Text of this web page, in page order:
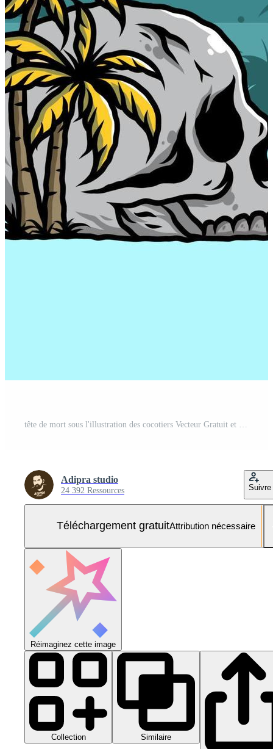
Adipra studio
24 392 Ressources Suivre
Téléchargement gratuitAttribution nécessaire
Réimaginez cette image
Collection Similaire